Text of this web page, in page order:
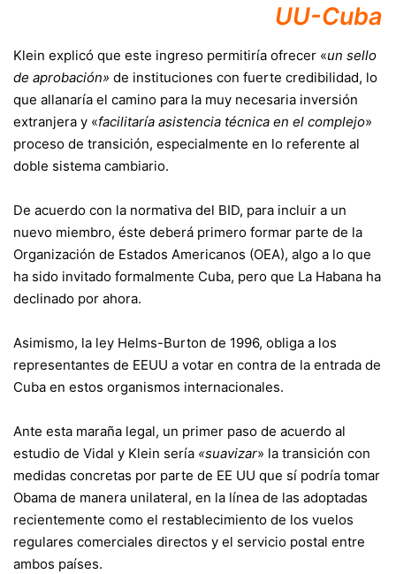
UU-Cuba
Klein explicó que este ingreso permitiría ofrecer «un sello
de aprobación» de instituciones con fuerte credibilidad, lo
que allanaría el camino para la muy necesaria inversión
extranjera y «facilitaría asistencia técnica en el complejo»
proceso de transición, especialmente en lo referente al
doble sistema cambiario.
De acuerdo con la normativa del BID, para incluir a un
nuevo miembro, éste deberá primero formar parte de la
Organización de Estados Americanos (OEA), algo a lo que
ha sido invitado formalmente Cuba, pero que La Habana ha
declinado por ahora.
Asimismo, la ley Helms-Burton de 1996, obliga a los
representantes de EEUU a votar en contra de la entrada de
Cuba en estos organismos internacionales.
Ante esta maraña legal, un primer paso de acuerdo al
estudio de Vidal y Klein sería «suavizar» la transición con
medidas concretas por parte de EE UU que sí podría tomar
Obama de manera unilateral, en la línea de las adoptadas
recientemente como el restablecimiento de los vuelos
regulares comerciales directos y el servicio postal entre
ambos países.